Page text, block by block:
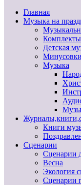
Главная
Музыка на
Детская
Минусовки
Музыка
Книги
Сценарии
Сценарии
Весна
Экология
Сценарии